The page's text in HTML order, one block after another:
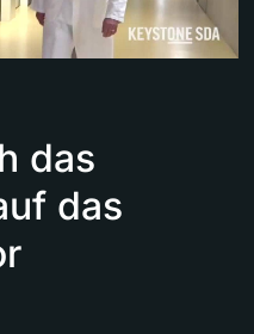
das
das